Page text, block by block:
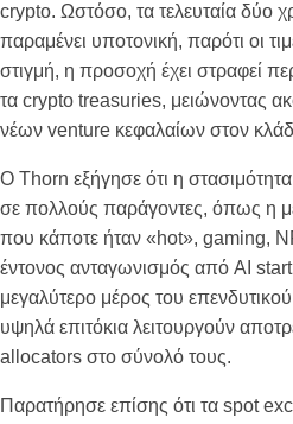
crypto. Ωστόσο, τα τελευταία δύο
παραμένει υποτονική, παρότι οι
στιγμή, η προσοχή έχει στραφεί
τα crypto treasuries, μειώνοντας
νέων venture κεφαλαίων στον
Ο Thorn εξήγησε ότι η
σε πολλούς παράγοντες, όπως η
που κάποτε ήταν «hot», gaming,
έντονος ανταγωνισμός από AI
μεγαλύτερο μέρος του
υψηλά επιτόκια λειτουργούν
allocators στο σύνολό τους.
Παρατήρησε επίσης ότι τα spot